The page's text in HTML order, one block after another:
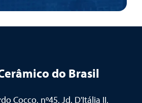
do Brasil
Cocco, nº45, Jd. D'Itália II,